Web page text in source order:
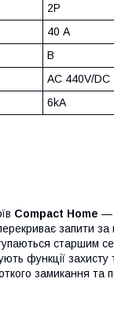
2P
40 А
B
AC 440V/DC
6kA
Compact Home —
запити
старшим
функції захисту
замикання та